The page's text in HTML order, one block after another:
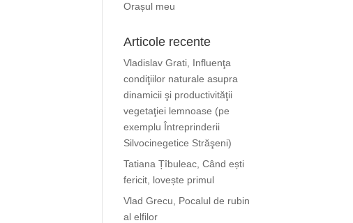
Orașul meu
Articole recente
Vladislav Grati, Influenţa
condiţiilor naturale asupra
dinamicii şi productivităţii
vegetaţiei lemnoase (pe
exemplu Întreprinderii
Silvocinegetice Străşeni)
Tatiana Țîbuleac, Când ești
fericit, lovește primul
Vlad Grecu, Pocalul de rubin
al elfilor